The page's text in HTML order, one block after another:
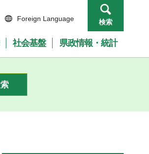
Foreign Language 検索
社会基盤 県政情報・統計